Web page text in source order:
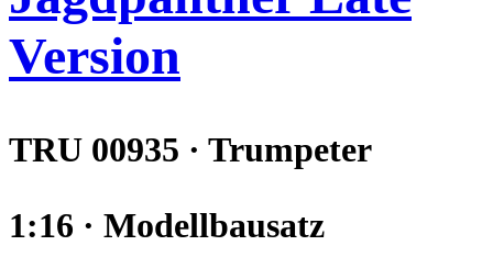
Version
TRU 00935 · Trumpeter
1:16 · Modellbausatz